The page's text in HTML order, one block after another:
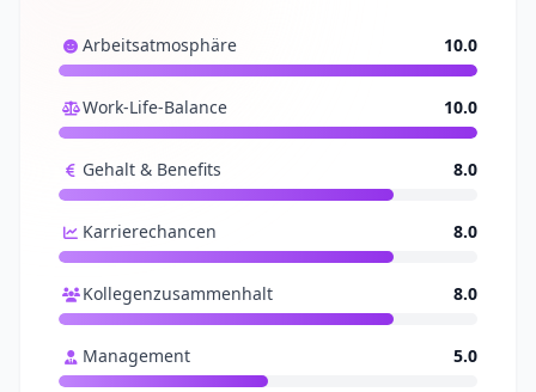
Arbeitsatmosphäre 10.0
Work-Life-Balance 10.0
Gehalt & Benefits 8.0
Karrierechancen 8.0
Kollegenzusammenhalt 8.0
Management 5.0